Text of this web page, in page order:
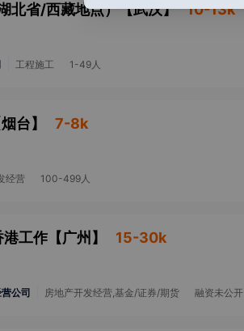
北省/西藏地点）【武汉】 10-13k
工程施工 1-49人
烟台】 7-8k
经营 100-499人
工作 【广州 】 15-30k
公司 房地产开发经营,基金/证券/期货 融资未公开